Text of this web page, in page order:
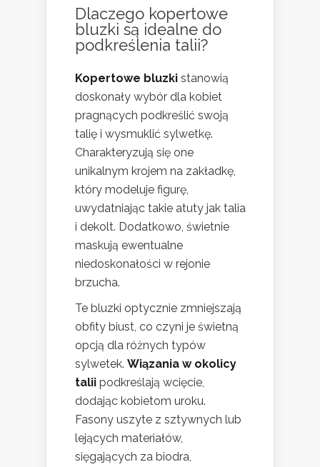
Dlaczego kopertowe
bluzki są idealne do
podkreślenia talii?
Kopertowe bluzki stanowią
doskonały wybór dla kobiet
pragnących podkreślić swoją
talię i wysmuklić sylwetkę.
Charakteryzują się one
unikalnym krojem na zakładkę,
który modeluje figurę,
uwydatniając takie atuty jak talia
i dekolt. Dodatkowo, świetnie
maskują ewentualne
niedoskonałości w rejonie
brzucha.
Te bluzki optycznie zmniejszają
obfity biust, co czyni je świetną
opcją dla różnych typów
sylwetek. Wiązania w okolicy
talii podkreślają wcięcie,
dodając kobietom uroku.
Fasony uszyte z sztywnych lub
lejących materiałów,
sięgających za biodra,